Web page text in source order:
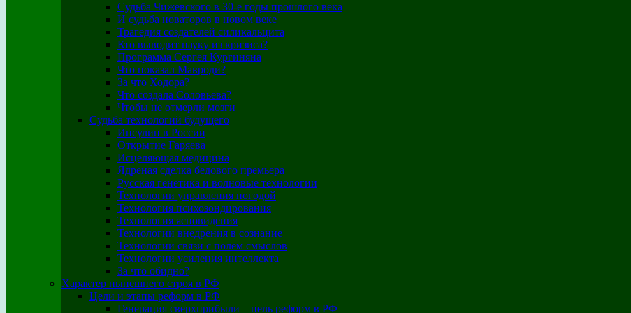
Судьба Чижевского в 30-е годы прошлого века
И судьба новаторов в новом веке
Трагедия создателей силикальцита
Кто выводит науку из кризиса?
Программа Сергея Кургиняна
Что показал Мавроди?
За что Ходора?
Что создала Соловьева?
Чтобы не отмерли мозги
Судьба технологий будущего
Инсулин в России
Открытие Гаряева
Исцеляющая медицина
Ядреная сделка бедового премьера
Русская генетика и волновые технологии
Технологии управления погодой
Технология психозондирования
Технология ясновидения
Технологии внедрения в сознание
Технологии связи с полем смыслов
Технологии усиления интеллекта
За что обидно?
Характер нынешнего строя в РФ
Цели и этапы реформ в РФ
Генерация сверхприбыли – цель реформ в РФ